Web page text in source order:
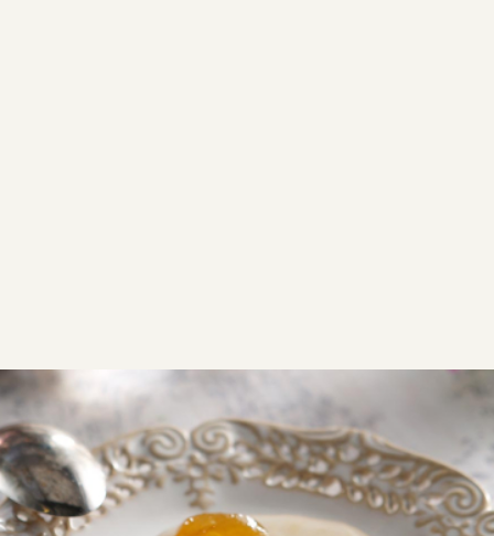
ΓΛΥΚΑ
Γλυκό σταφύλι
Σέρβιρε το γλυκό σταφύλι με ένα μαλακό, κρεμώδες
λευκό τυρί και απόλαυσε έναν αναπάντεχα